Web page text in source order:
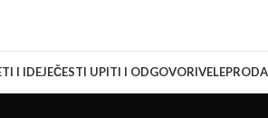
I IDEJEČESTI UPITI I ODGOVORI